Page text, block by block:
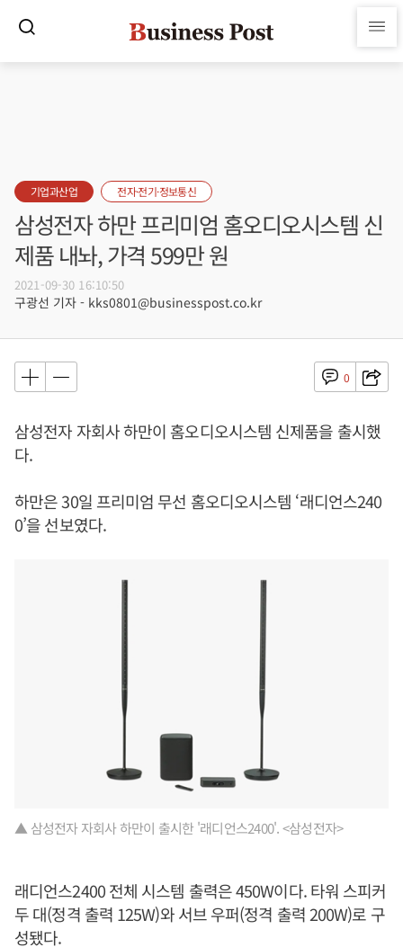
기업과산업 전자·전기·정보통신
삼성전자 하만 프리미엄 홈오디오시스템 신
제품 내놔, 가격 599만 원
2021-09-30 16:10:50
구광선 기자 - kks0801@businesspost.co.kr
0
삼성전자 자회사 하만이 홈오디오시스템 신제품을 출시했
다.
하만은 30일 프리미엄 무선 홈오디오시스템 ‘래디언스240
0’을 선보였다.
▲ 삼성전자 자회사 하만이 출시한 '래디언스2400'. <삼성전자>
래디언스2400 전체 시스템 출력은 450W이다. 타워 스피커
두 대(정격 출력 125W)와 서브 우퍼(정격 출력 200W)로 구
성됐다.